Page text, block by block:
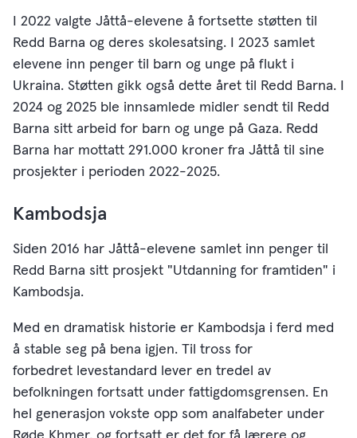
I 2022 valgte Jåttå-elevene å fortsette støtten til
Redd Barna og deres skolesatsing. I 2023 samlet
elevene inn penger til barn og unge på flukt i
Ukraina. Støtten gikk også dette året til Redd Barna. I
2024 og 2025 ble innsamlede midler sendt til Redd
Barna sitt arbeid for barn og unge på Gaza. Redd
Barna har mottatt 291.000 kroner fra Jåttå til sine
prosjekter i perioden 2022-2025.
Kambodsja
Siden 2016 har Jåttå-elevene samlet inn penger til
Redd Barna sitt prosjekt "Utdanning for framtiden" i
Kambodsja.
Med en dramatisk historie er Kambodsja i ferd med
å stable seg på bena igjen. Til tross for
forbedret levestandard lever en tredel av
befolkningen fortsatt under fattigdomsgrensen. En
hel generasjon vokste opp som analfabeter under